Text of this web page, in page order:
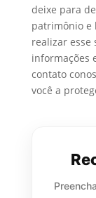
deixe para
patrimônio e
realizar esse
informações
contato
você a